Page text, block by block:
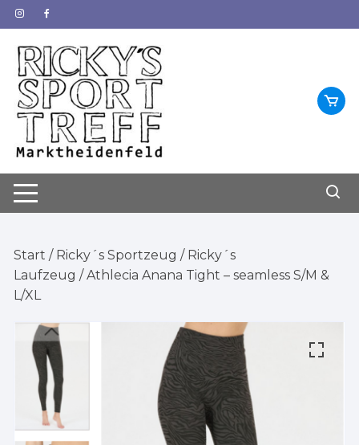
Zum
Inhalt
springen
Start / Ricky´s Sportzeug / Ricky´s
Laufzeug / Athlecia Anana Tight – seamless S/M &
L/XL